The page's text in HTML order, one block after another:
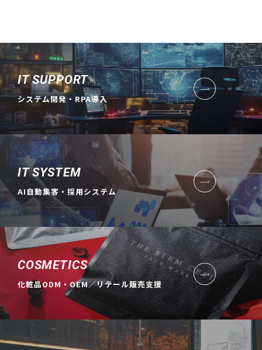
IT SUPPORT
システム開発・RPA導入
IT SYSTEM
AI自動集客・採用システム
COSMETICS
化粧品ODM・OEM／リテール販売支援